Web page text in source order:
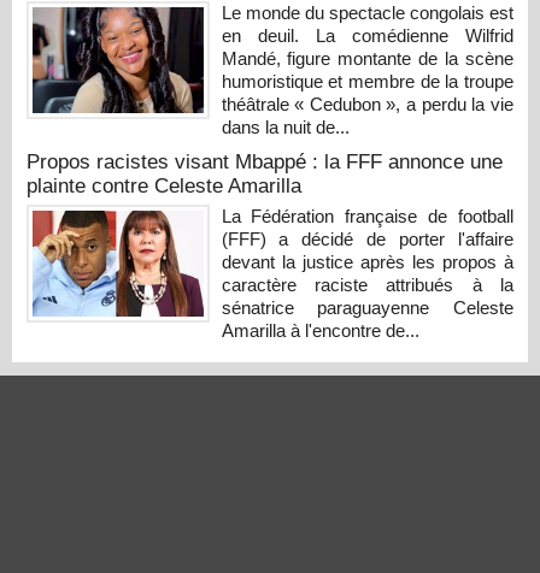
Le monde du spectacle congolais est
en deuil. La comédienne Wilfrid
Mandé, figure montante de la scène
humoristique et membre de la troupe
théâtrale « Cedubon », a perdu la vie
dans la nuit de...
Propos racistes visant Mbappé : la FFF annonce une
plainte contre Celeste Amarilla
La Fédération française de football
(FFF) a décidé de porter l'affaire
devant la justice après les propos à
caractère raciste attribués à la
sénatrice paraguayenne Celeste
Amarilla à l'encontre de...